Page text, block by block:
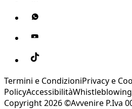
Termini e CondizioniPrivacy e
PolicyAccessibilitàWhistleblowing
Copyright 2026 ©Avvenire P.Iva